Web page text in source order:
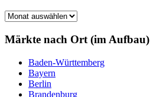
Märkte
Monat
Märkte nach Ort (im Aufbau)
Baden-Württemberg
Bayern
Berlin
Brandenburg